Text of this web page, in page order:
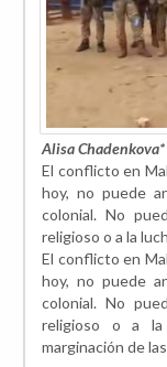
Alisa Chadenkova*
El conflicto en
hoy, no puede
colonial. No
religioso o a la
El conflicto en
hoy, no puede
colonial. No
religioso o a la
marginación de